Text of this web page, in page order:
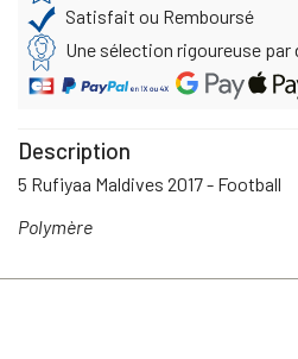
Satisfait ou Remboursé
Une sélection rigoureuse
Description
5 Rufiyaa Maldives 2017 - Football
Polymère